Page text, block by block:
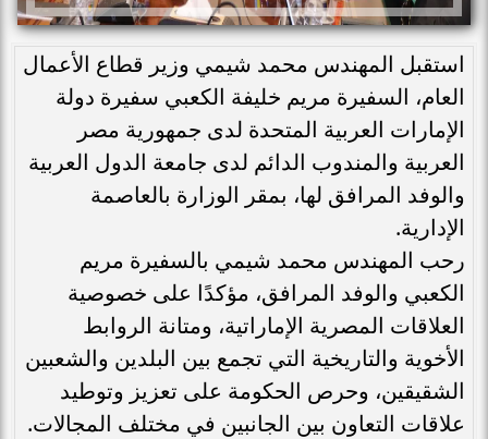
استقبل المهندس محمد شيمي وزير قطاع الأعمال
العام، السفيرة مريم خليفة الكعبي سفيرة دولة
الإمارات العربية المتحدة لدى جمهورية مصر
العربية والمندوب الدائم لدى جامعة الدول العربية
والوفد المرافق لها، بمقر الوزارة بالعاصمة
الإدارية.
رحب المهندس محمد شيمي بالسفيرة مريم
الكعبي والوفد المرافق، مؤكدًا على خصوصية
العلاقات المصرية الإماراتية، ومتانة الروابط
الأخوية والتاريخية التي تجمع بين البلدين والشعبين
الشقيقين، وحرص الحكومة على تعزيز وتوطيد
علاقات التعاون بين الجانبين في مختلف المجالات.